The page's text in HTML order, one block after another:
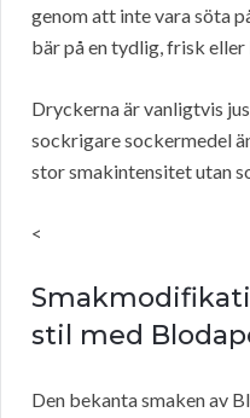
genom att inte vara söta
bär på en tydlig, frisk
Dryckerna är vanligtvis
sockrigare sockermedel
stor smakintensitet utan
<
stil med
Den bekanta smaken av